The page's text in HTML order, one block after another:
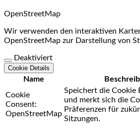
OpenStreetMap
Wir verwenden den interaktiven
OpenStreetMap zur Darstellung von
Deaktiviert
Cookie Details
Name
Cookie
Consent:
OpenStreetMap
Speichert die Cookie
und merkt sich die
Präferenzen für
Sitzungen.